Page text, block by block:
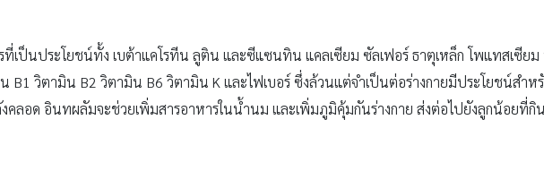
เป็นประโยชน์ทั้ง เบต้าแคโรทีน ลูติน และซีแซนทิน แคลเซียม ซัลเฟอร์ ธาตุเหล็ก โพแทสเซีย
B1 วิตามิน B2 วิตามิน B6 วิตามิน K และไฟเบอร์ ซึ่งล้วนแต่จำเป็นต่อร่างกายมีประโยชน์สำ
คลอด อินทผลัมจะช่วยเพิ่มสารอาหารในน้ำนม และเพิ่มภูมิคุ้มกันร่างกาย ส่งต่อไปยังลูกน้อยที่